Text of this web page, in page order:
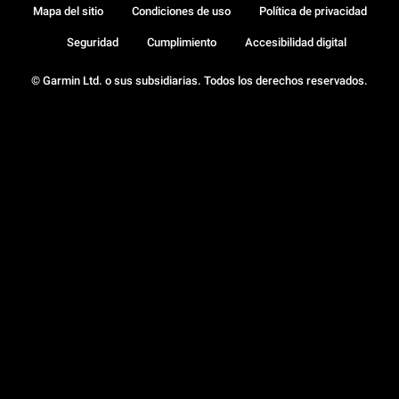
© Garmin Ltd. o sus subsidiarias. Todos los derechos reservados.
Mapa del sitio Condiciones de uso Política de privacidad
Seguridad Cumplimiento Accesibilidad digital